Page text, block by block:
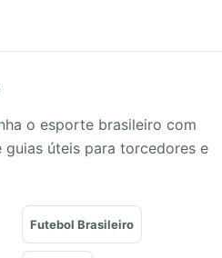
o esporte brasileiro com
úteis para torcedores e
Futebol Brasileiro